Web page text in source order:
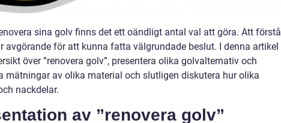
sina golv finns det ett oändligt antal val att göra. Att förstå
avgörande för att kunna fatta välgrundade beslut. I denna artikel
över ”renovera golv”, presentera olika golvalternativ och
mätningar av olika material och slutligen diskutera hur olika
nackdelar.
av ”renovera golv”